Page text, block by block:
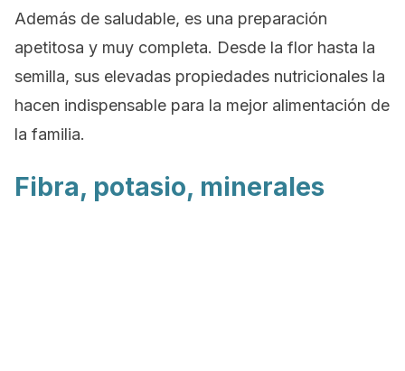
Además de saludable, es una preparación
apetitosa y muy completa. Desde la flor hasta la
semilla, sus elevadas propiedades nutricionales la
hacen indispensable para la mejor alimentación de
la familia.
Fibra, potasio, minerales